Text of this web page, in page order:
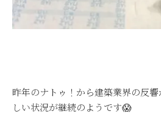
昨年のナトゥ！から建築業界の反
しい状況が継続のようです😱